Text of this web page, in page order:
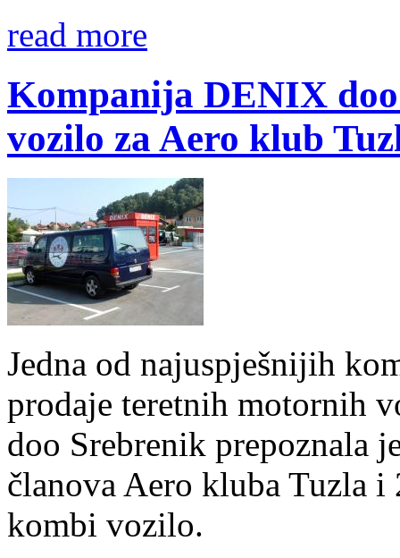
read more
Kompanija DENIX
vozilo za Aero klub
Jedna od najuspješnijih
prodaje teretnih motornih
doo Srebrenik prepoznala
članova Aero kluba Tuzla
kombi vozilo.